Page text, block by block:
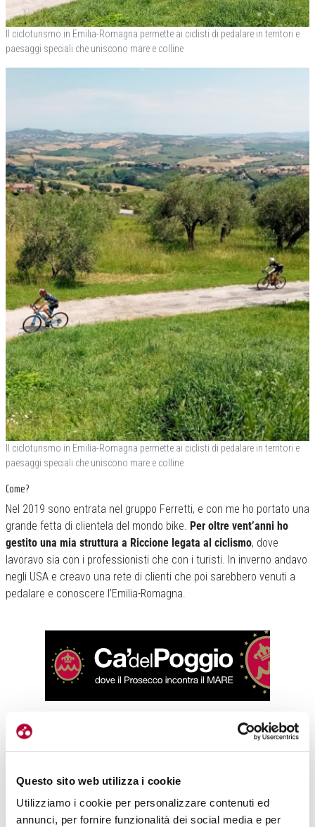
Questo sito web utilizza i cookie
Utilizziamo i cookie per personalizzare contenuti ed
annunci, per fornire funzionalità dei social media e per
Il cicloturismo in Emilia-Romagna permette ai ciclisti di pedalare in territori e
paesaggi speciali che uniscono mare e colline
Il cicloturismo in Emilia-Romagna permette ai ciclisti di pedalare in territori e
paesaggi speciali che uniscono mare e colline
Come?
Nel 2019 sono entrata nel gruppo Ferretti, e con me ho portato una
grande fetta di clientela del mondo bike. Per oltre vent’anni ho
gestito una mia struttura a Riccione legata al ciclismo, dove
lavoravo sia con i professionisti che con i turisti. In inverno andavo
negli USA e creavo una rete di clienti che poi sarebbero venuti a
pedalare e conoscere l’Emilia-Romagna.
Già conosceva il territorio?
No, assolutamente, il nostro è stato un lavoro lungo ma
sul far vedere cosa può offrire la nostra regione
per farla conoscere a 360 gradi.